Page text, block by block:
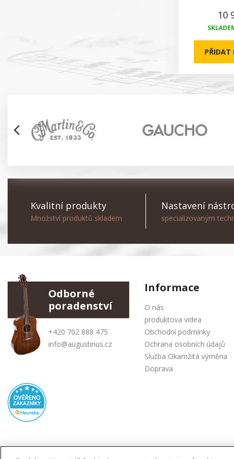
10
PŘIDAT
arrow_back_ios
Kvalitní produkty
Množství produktů skladem
Nastavení
specializovaným
Odborné
poradenství
+420 702 888 475
info@augustinus.cz
Informace
O nás
produktova videa
Obchodní podmínky
Ochrana osobních údajů
Služba Okamžitá výměna
Doprava